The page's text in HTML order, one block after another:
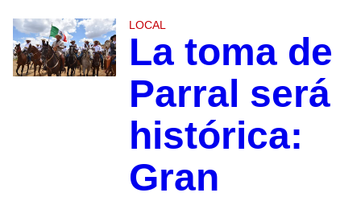
LOCAL
La toma de
Parral será
histórica:
Gran